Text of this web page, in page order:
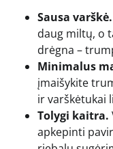
Sausa varškė.
daug miltų, o
drėgna –
Minimalus
įmaišykite
ir varškėtukai
Tolygi kaitra.
apkepinti